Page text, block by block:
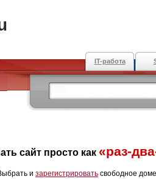
IT-работа
сайт просто как «раз-
и зарегистрировать свободное